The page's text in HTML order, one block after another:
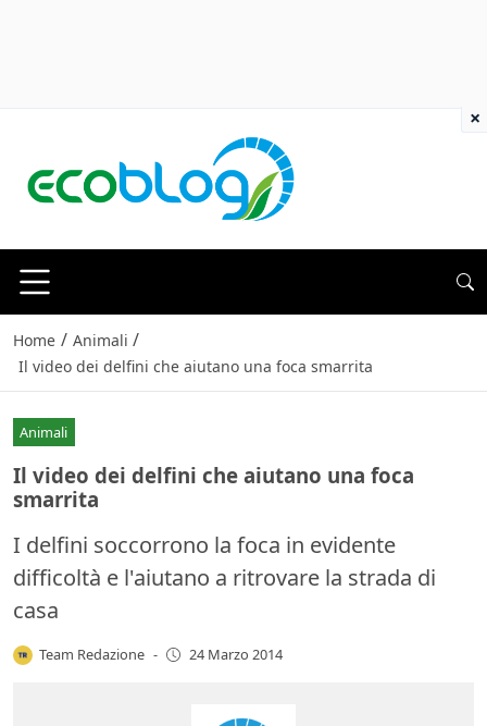
Home / Animali /
Il video dei delfini che aiutano una foca smarrita
Animali
Il video dei delfini che aiutano una foca
smarrita
I delfini soccorrono la foca in evidente
difficoltà e l'aiutano a ritrovare la strada di
casa
Team Redazione - 24 Marzo 2014
×